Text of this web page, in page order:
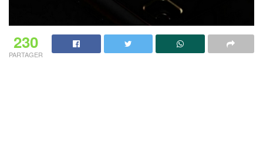
230
PARTAGER